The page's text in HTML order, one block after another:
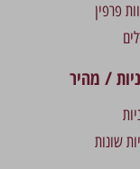
פרפין
/ מהיר
שונות